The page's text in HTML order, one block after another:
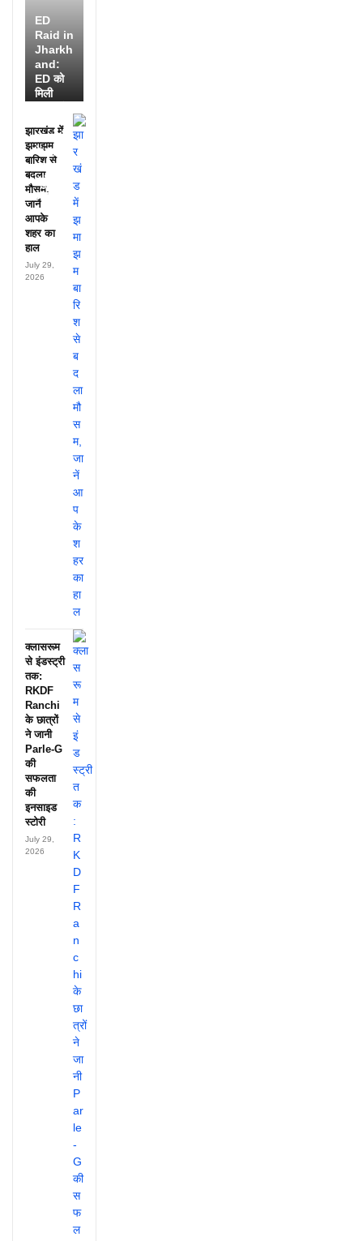
ED
Raid in
Jharkh
and:
ED को
मिली
25
अफसरों
के नाम,
हर महीने
पहुंचते थे
लाखों!
झारखंड में
झमाझम
बारिश से
बदला
मौसम,
जानें
आपके
शहर का
हाल
July 29,
2026
क्लासरूम
से इंडस्ट्री
तक:
RKDF
Ranchi
के छात्रों
ने जानी
Parle-G
की
सफलता
की
इनसाइड
स्टोरी
July 29,
2026